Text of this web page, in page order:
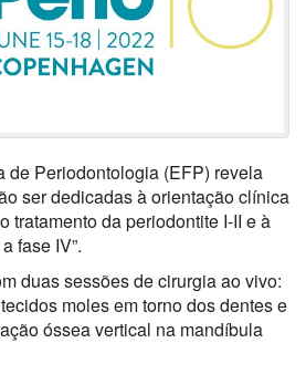
de Periodontologia (EFP) revela
ser dedicadas à orientação clínica
tratamento da periodontite I-II e à
fase IV”.
duas sessões de cirurgia ao vivo:
moles em torno dos dentes e
óssea vertical na mandíbula